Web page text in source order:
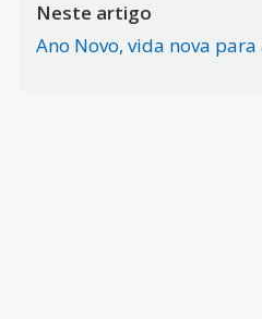
Neste artigo
Ano Novo, vida nova para